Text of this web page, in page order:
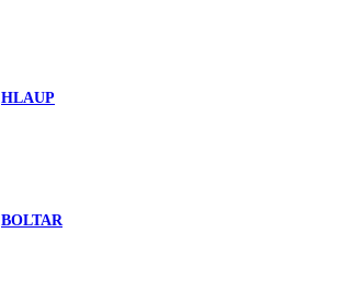
HLAUP
BOLTAR